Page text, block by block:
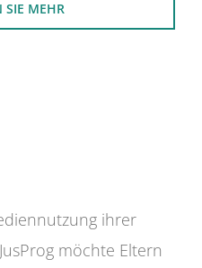
SIE MEHR
ihrer
möchte Eltern